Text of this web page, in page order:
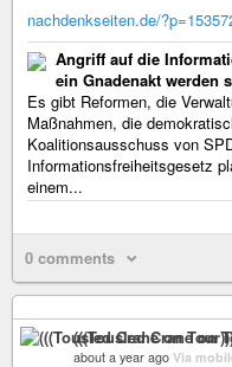
nachdenkseiten.de/
Angriff auf die
ein Gnadenakt werden
Es gibt Reformen, die
Maßnahmen, die
Koalitionsausschuss von
Informationsfreiheitsgesetz
einem...
0 comments
(((Tousled Crane on
about a year ago Via